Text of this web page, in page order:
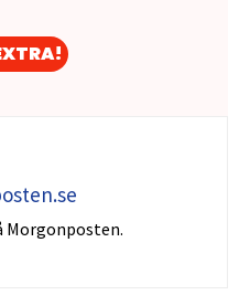
Morgonposten.